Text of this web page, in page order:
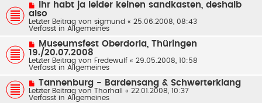
a
g
B
e
i
t
g
e
u
e
r
B
e
i
t
r
g
Ihr habt ja leider keinen sandkasten, deshalb
also
Letzter Beitrag von sigmund « 25.06.2008, 08:43
Verfasst in Allgemeines
e
u
e
r
B
i
t
Museumsfest Oberdorla, Thüringen
19./20.07.2008
Letzter Beitrag von Fredewulf « 29.05.2008, 10:58
Verfasst in Allgemeines
N
e
u
Tannenburg - Bardensang & Schwerterklang
Letzter Beitrag von Thorhall « 22.01.2008, 10:37
Verfasst in Allgemeines